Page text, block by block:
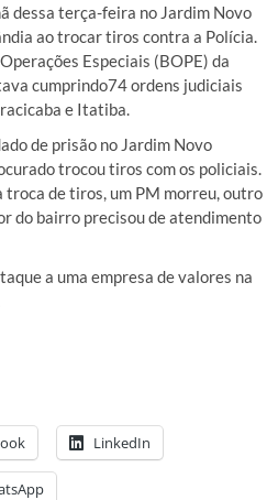
dessa terça-feira no Jardim Novo
ao trocar tiros contra a Polícia.
Especiais (BOPE) da
cumprindo74 ordens judiciais
e Itatiba.
de prisão no Jardim Novo
trocou tiros com os policiais.
troca de tiros, um PM morreu, outro
do bairro precisou de atendimento
a uma empresa de valores na
LinkedIn